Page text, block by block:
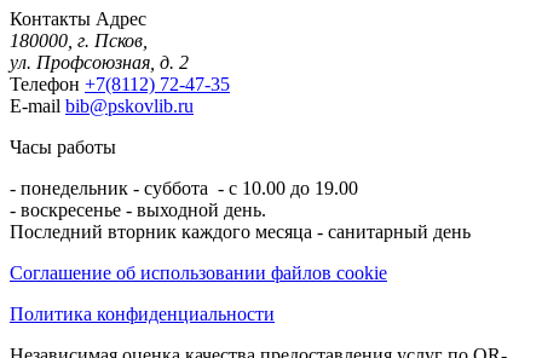
Контакты Адрес
180000, г. Псков,
ул. Профсоюзная, д. 2
Телефон +7(8112) 72-47-35
E-mail bib@pskovlib.ru
Часы работы
- понедельник - суббота - с 10.00 до 19.00
- воскресенье - выходной день.
Последний вторник каждого месяца - санитарный день
Соглашение об использовании файлов cookie
Политика конфиденциальности